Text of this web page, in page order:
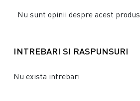
Nu sunt opinii despre acest produs.
INTREBARI SI RASPUNSURI
Nu exista intrebari